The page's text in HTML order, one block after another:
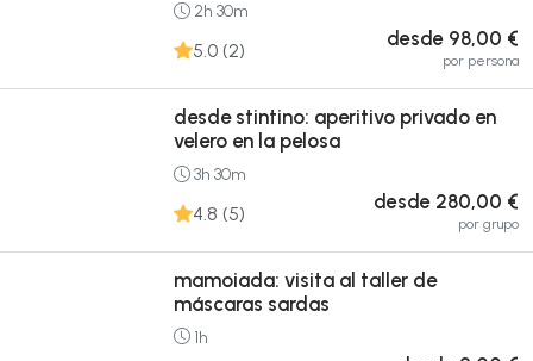
2h 30m
5.0 (2) desde 98,00 €
por persona
desde stintino: aperitivo privado en
velero en la pelosa
3h 30m
4.8 (5) desde 280,00 €
por grupo
mamoiada: visita al taller de
máscaras sardas
1h